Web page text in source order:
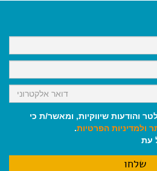
k
p
והודעות שיווקיות, ומאשר/ת כי
ולמדיניות הפרטיות.
עת